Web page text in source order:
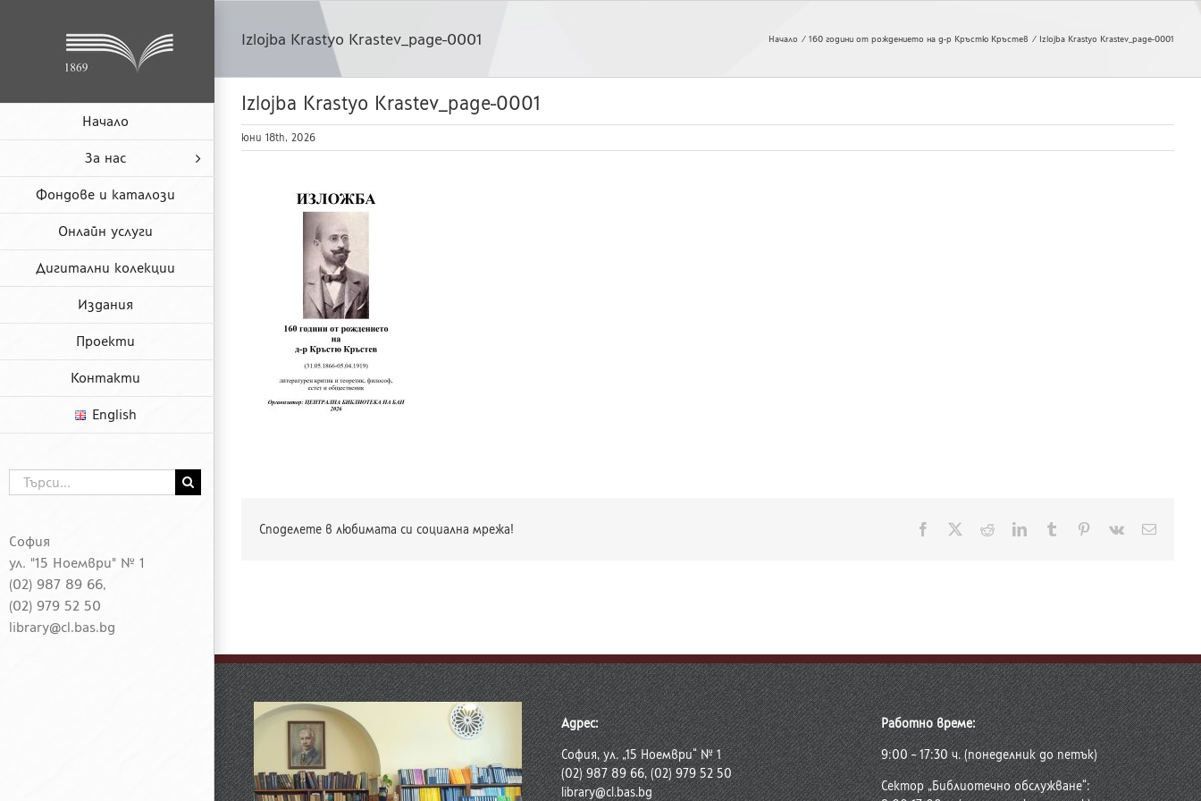
Начало
За нас
Фондове и каталози
Онлайн услуги
Дигитални колекции
Издания
Проекти
Контакти
English
София
ул. "15 Ноември" № 1
(02) 987 89 66,
(02) 979 52 50
library@cl.bas.bg
Търсене
...
Izlojba Krastyo Krastev_page-0001 Начало 160 години от рождението на д-р Кръстю Кръстев Izlojba Krastyo Krastev_page-0001
Izlojba Krastyo Krastev_page-0001
юни 18th, 2026
Споделете в любимата си социална мрежа! Facebook RedditLinkedInTumblr Pinterest
Vk
Адрес:
София, ул. „15 Ноември“ № 1
(02) 987 89 66, (02) 979 52 50
library@cl.bas.bg
Работно време:
9:00 – 17:30 ч. (понеделник до петък)
Сектор „Библиотечно обслужване“: